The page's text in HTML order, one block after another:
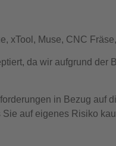
xTool, Muse, CNC
da wir aufgrund der
in Bezug auf
auf eigenes Risiko